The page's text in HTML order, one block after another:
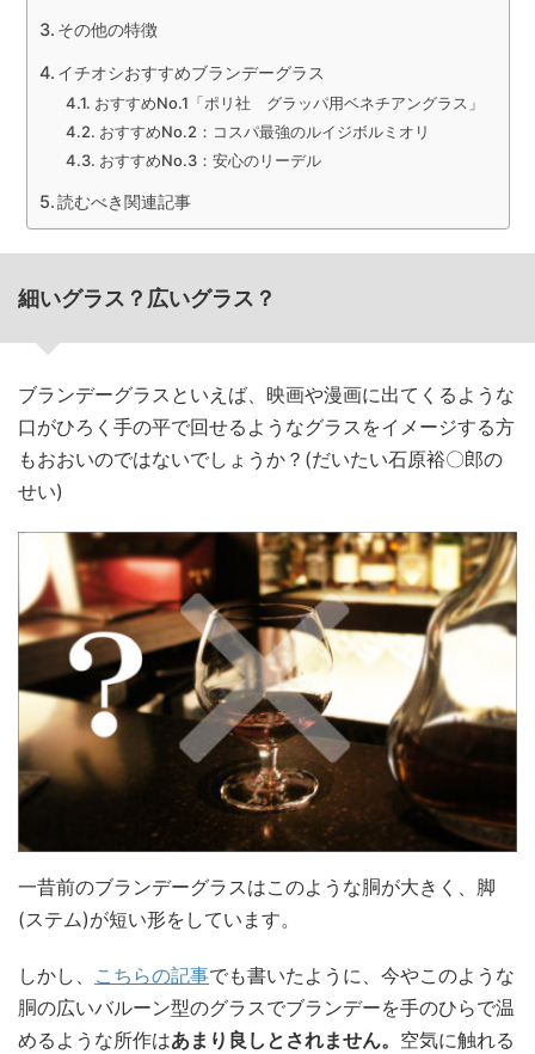
その他の特徴
イチオシおすすめブランデーグラス
おすすめNo.1「ポリ社 グラッパ用ベネチアングラス」
おすすめNo.2：コスパ最強のルイジボルミオリ
おすすめNo.3：安心のリーデル
読むべき関連記事
細いグラス？広いグラス？
ブランデーグラスといえば、映画や漫画に出てくるような
口がひろく手の平で回せるようなグラスをイメージする方
もおおいのではないでしょうか？(だいたい石原裕〇郎の
せい)
一昔前のブランデーグラスはこのような胴が大きく、脚
(ステム)が短い形をしています。
しかし、 こちらの記事でも書いたように、今やこのような
胴の広いバルーン型のグラスでブランデーを手のひらで温
めるような所作はあまり良しとされません。 空気に触れる